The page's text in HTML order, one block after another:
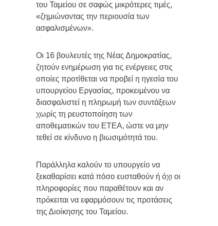
του Ταμείου σε σαφώς μικρότερες τιμές,
«ζημιώνοντας την περιουσία των
ασφαλισμένων».
Οι 16 βουλευτές της Νέας Δημοκρατίας,
ζητούν ενημέρωση για τις ενέργειες στις
οποίες προτίθεται να προβεί η ηγεσία του
υπουργείου Εργασίας, προκειμένου να
διασφαλιστεί η πληρωμή των συντάξεων
χωρίς τη ρευστοποίηση των
αποθεματικών του ΕΤΕΑ, ώστε να μην
τεθεί σε κίνδυνο η βιωσιμότητά του.
Παράλληλα καλούν το υπουργείο να
ξεκαθαρίσει κατά πόσο ευσταθούν ή όχι οι
πληροφορίες που παραθέτουν και αν
πρόκειται να εφαρμόσουν τις προτάσεις
της Διοίκησης του Ταμείου.